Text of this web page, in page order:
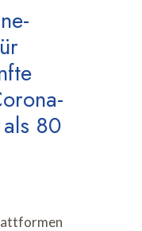
80